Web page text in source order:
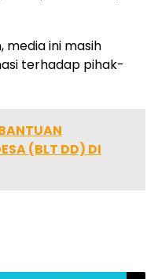
media ini masih
terhadap pihak-
(BLT DD) DI